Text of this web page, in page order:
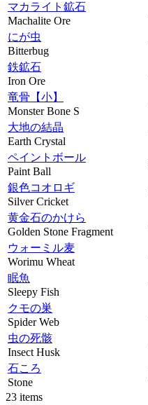
マカライト鉱石
Machalite Ore
にが虫
Bitterbug
鉄鉱石
Iron Ore
竜骨【小】
Monster Bone S
大地の結晶
Earth Crystal
ペイントボール
Paint Ball
銀色コオロギ
Silver Cricket
黄金石のかけら
Golden Stone Fragment
ウォーミル麦
Worimu Wheat
眠魚
Sleepy Fish
クモの巣
Spider Web
虫の死骸
Insect Husk
石ころ
Stone
23 items